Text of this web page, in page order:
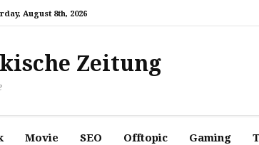
August 8th, 2026
Zeitung
Movie SEO Offtopic Gaming